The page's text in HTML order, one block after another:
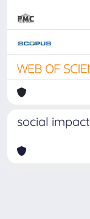
social impact